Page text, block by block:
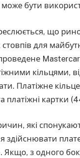
бути
що
для
кільцями,
Платіжне
платіжні картки
які
здійснювати
Якщо, з одного